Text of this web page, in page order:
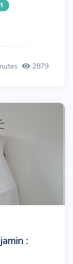
2879
: